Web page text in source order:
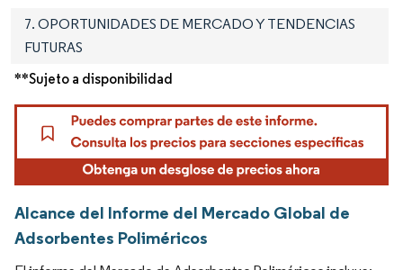
7. OPORTUNIDADES DE MERCADO Y TENDENCIAS
FUTURAS
**Sujeto a disponibilidad
Alcance del Informe del Mercado Global de
Adsorbentes Poliméricos